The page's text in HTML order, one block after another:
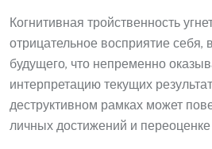
Когнитивная тройственность
отрицательное восприятие
будущего, что непременно
интерпретацию текущих
деструктивном рамках может
личных достижений и